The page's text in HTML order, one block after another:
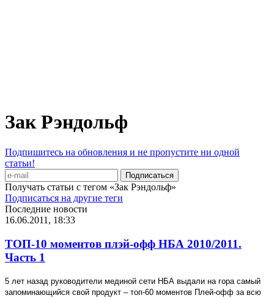
Зак Рэндольф
Подпишитесь на обновления и не пропустите ни одной
статьи!
Получать статьи с тегом «Зак Рэндольф»
Подписаться на другие теги
Последние новости
16.06.2011, 18:33
ТОП-10 моментов плэй-офф НБА 2010/2011.
Часть 1
5 лет назад руководители мединой сети НБА выдали на гора самый
запоминающийся свой продукт – топ-60 моментов Плей-офф за всю